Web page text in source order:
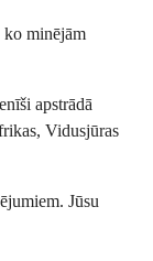
ko minējām
apstrādā
Vidusjūras
Jūsu